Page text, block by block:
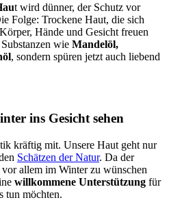
t wird dünner, der Schutz vor
Folge: Trockene Haut, die sich
Hände und Gesicht freuen
wie Mandelöl,
, sondern spüren jetzt auch liebend
ins Gesicht sehen
kräftig mit. Unsere Haut geht nur
Schätzen der Natur. Da der
allem im Winter zu wünschen
willkommene Unterstützung für
tun möchten.